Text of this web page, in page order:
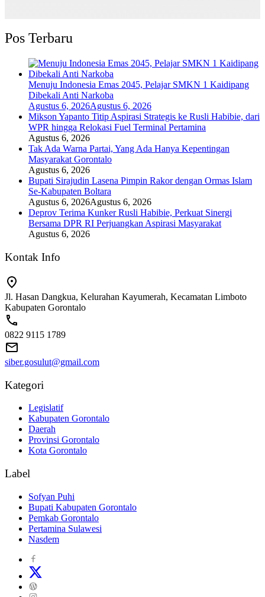
Pos Terbaru
Menuju Indonesia Emas 2045, Pelajar SMKN 1 Kaidipang
Dibekali Anti Narkoba
Agustus 6, 2026Agustus 6, 2026
Mikson Yapanto Titip Aspirasi Strategis ke Rusli Habibie, dari
WPR hingga Relokasi Fuel Terminal Pertamina
Agustus 6, 2026
Tak Ada Warna Partai, Yang Ada Hanya Kepentingan
Masyarakat Gorontalo
Agustus 6, 2026
Bupati Sirajudin Lasena Pimpin Rakor dengan Ormas Islam
Se-Kabupaten Boltara
Agustus 6, 2026Agustus 6, 2026
Deprov Terima Kunker Rusli Habibie, Perkuat Sinergi
Bersama DPR RI Perjuangkan Aspirasi Masyarakat
Agustus 6, 2026
Kontak Info
Jl. Hasan Dangkua, Kelurahan Kayumerah, Kecamatan Limboto
Kabupaten Gorontalo
0822 9115 1789
siber.gosulut@gmail.com
Kategori
Legislatif
Kabupaten Gorontalo
Daerah
Provinsi Gorontalo
Kota Gorontalo
Label
Sofyan Puhi
Bupati Kabupaten Gorontalo
Pemkab Gorontalo
Pertamina Sulawesi
Nasdem